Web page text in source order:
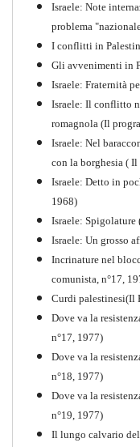
Storia della
Comunista V
Israele: Note
problema
I conflitti in
Gli avvenimenti in
Israele: Fraternità
Israele: Il conflitto
romagnola (Il
Israele: Nel
con la borghesia (
Israele: Detto in
1968)
Israele: Spigolature
Israele: Un grosso
Incrinature nel
comunista, n°17,
Curdi palestinesi(Il
Dove va la
n°17, 1977)
Dove va la
n°18, 1977)
Dove va la
n°19, 1977)
Il lungo calvario